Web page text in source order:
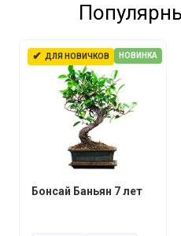
✔ ДЛЯ НОВИЧКОВ НОВИНКА
Бонсай Баньян 7 лет